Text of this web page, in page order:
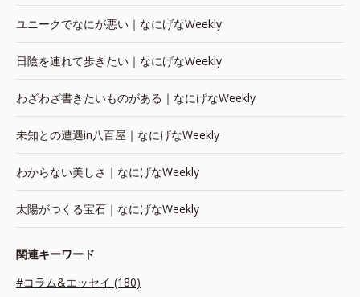
ユニークでなにが悪い｜なにげなWeekly
日陰を連れて歩きたい｜なにげなWeekly
わざわざ書きたいものがある｜なにげなWeekly
未知との遭遇in八百屋｜なにげなWeekly
わからない美しさ｜なにげなWeekly
太陽がつくる宝石｜なにげなWeekly
関連キーワード
#コラム&エッセイ (180)